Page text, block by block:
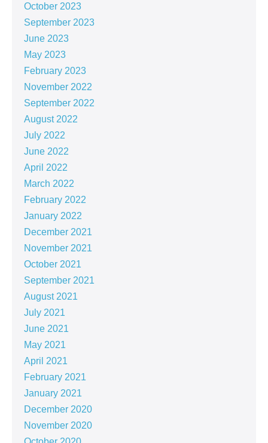
October 2023
September 2023
June 2023
May 2023
February 2023
November 2022
September 2022
August 2022
July 2022
June 2022
April 2022
March 2022
February 2022
January 2022
December 2021
November 2021
October 2021
September 2021
August 2021
July 2021
June 2021
May 2021
April 2021
February 2021
January 2021
December 2020
November 2020